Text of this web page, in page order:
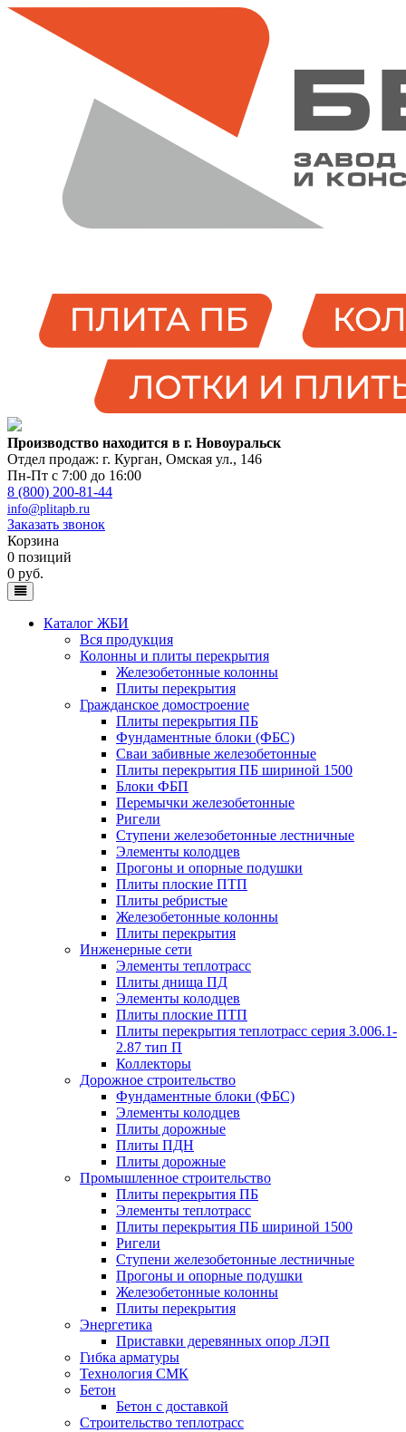
Производство находится в г. Новоуральск
Отдел продаж: г. Курган, Омская ул., 146
Пн-Пт с 7:00 до 16:00
8 (800) 200-81-44
info@plitapb.ru
Заказать звонок
Корзина
0 позиций
0 руб.
Каталог ЖБИ
Вся продукция
Колонны и плиты перекрытия
Железобетонные колонны
Плиты перекрытия
Гражданское домостроение
Плиты перекрытия ПБ
Фундаментные блоки (ФБС)
Сваи забивные железобетонные
Плиты перекрытия ПБ шириной 1500
Блоки ФБП
Перемычки железобетонные
Ригели
Ступени железобетонные лестничные
Элементы колодцев
Прогоны и опорные подушки
Плиты плоские ПТП
Плиты ребристые
Железобетонные колонны
Плиты перекрытия
Инженерные сети
Элементы теплотрасс
Плиты днища ПД
Элементы колодцев
Плиты плоские ПТП
Плиты перекрытия теплотрасс серия 3.006.1-
2.87 тип П
Коллекторы
Дорожное строительство
Фундаментные блоки (ФБС)
Элементы колодцев
Плиты дорожные
Плиты ПДН
Плиты дорожные
Промышленное строительство
Плиты перекрытия ПБ
Элементы теплотрасс
Плиты перекрытия ПБ шириной 1500
Ригели
Ступени железобетонные лестничные
Прогоны и опорные подушки
Железобетонные колонны
Плиты перекрытия
Энергетика
Приставки деревянных опор ЛЭП
Гибка арматуры
Технология СМК
Бетон
Бетон с доставкой
Строительство теплотрасс